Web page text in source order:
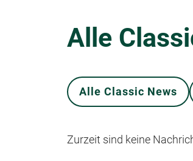
Alle
Alle Classic News
Zurzeit sind keine